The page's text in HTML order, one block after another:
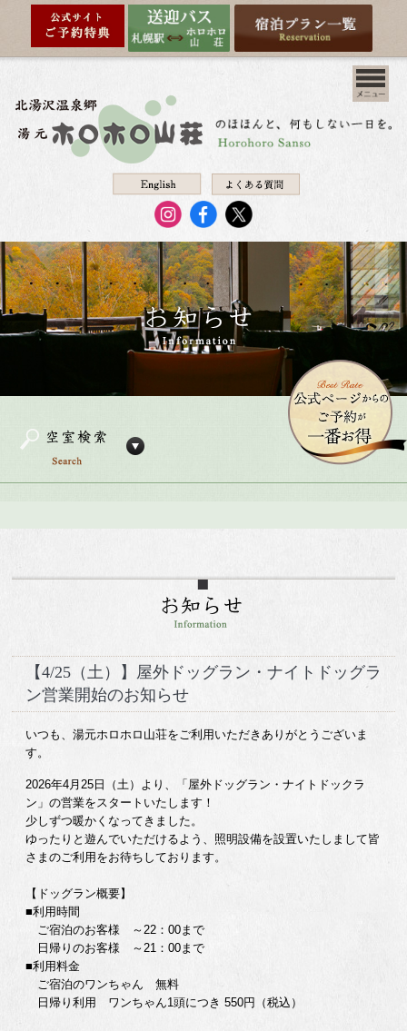
【4/25（土）】屋外ドッグラン・ナイトドッグラ
ン営業開始のお知らせ
いつも、湯元ホロホロ山荘をご利用いただきありがとうございま
す。
2026年4月25日（土）より、「屋外ドッグラン・ナイトドックラ
ン」の営業をスタートいたします！
少しずつ暖かくなってきました。
ゆったりと遊んでいただけるよう、照明設備を設置いたしまして皆
さまのご利用をお待ちしております。
【ドッグラン概要】
■利用時間
ご宿泊のお客様 ～22：00まで
日帰りのお客様 ～21：00まで
■利用料金
ご宿泊のワンちゃん 無料
日帰り利用 ワンちゃん1頭につき 550円（税込）